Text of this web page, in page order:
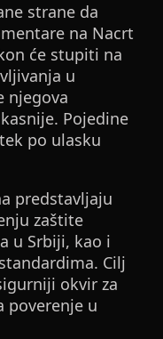
strane da
na Nacrt
će stupiti na
u
njegova
Pojedine
po ulasku
predstavljaju
zaštite
u Srbiji, kao i
Cilj
okvir za
poverenje u